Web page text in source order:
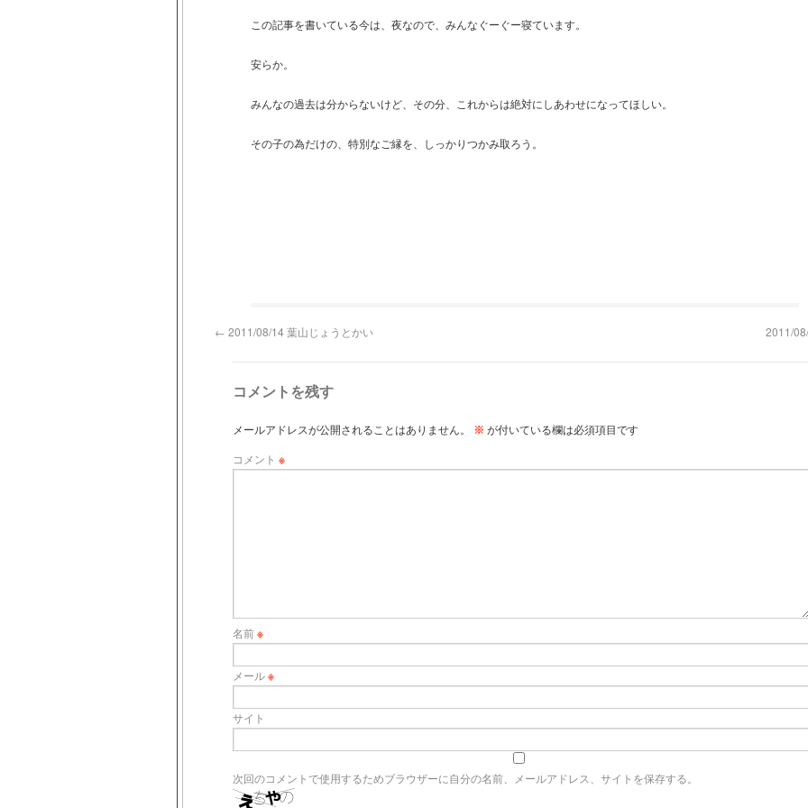
この記事を書いている今は、夜なので、みんなぐーぐー寝ています。
安らか。
みんなの過去は分からないけど、その分、これからは絶対にしあわせになってほしい。
その子の為だけの、特別なご縁を、しっかりつかみ取ろう。
← 2011/08/14 葉山じょうとかい 2011/
コメントを残す
メールアドレスが公開されることはありません。 ※ が付いている欄は必須項目です
コメント ※
名前※
メール※
サイト
次回のコメントで使用するためブラウザーに自分の名前、メールアドレス、サイトを保存する。